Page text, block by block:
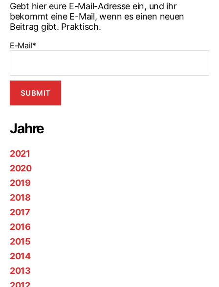
Gebt hier eure E-Mail-Adresse ein, und ihr
bekommt eine E-Mail, wenn es einen neuen
Beitrag gibt. Praktisch.
E-Mail*
Jahre
2021
2020
2019
2018
2017
2016
2015
2014
2013